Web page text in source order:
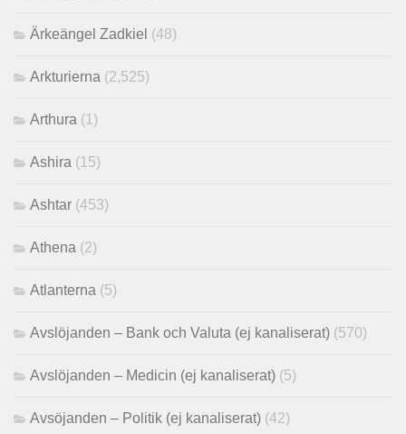
Ärkeängel Zadkiel (48)
Arkturierna (2,525)
Arthura (1)
Ashira (15)
Ashtar (453)
Athena (2)
Atlanterna (5)
Avslöjanden – Bank och Valuta (ej kanaliserat) (570)
Avslöjanden – Medicin (ej kanaliserat) (5)
Avsöjanden – Politik (ej kanaliserat) (42)